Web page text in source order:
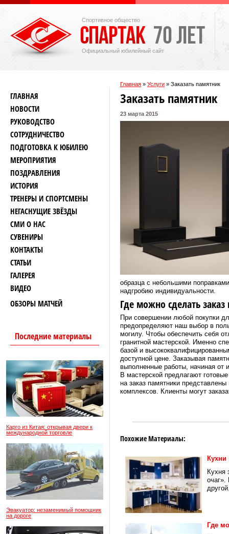
Спортивное общество
Официальный юбилейный сайт
Главная » Услуги » Заказать памятник
ГЛАВНАЯ
НОВОСТИ
РУКОВОДСТВО
СОТРУДНИЧЕСТВО
ПОДГОТОВКА К ЮБИЛЕЮ
МЕРОПРИЯТИЯ
ПОЗДРАВЛЕНИЯ
ИСТОРИЯ
ТРЕНЕРЫ И СПОРТСМЕНЫ
НЕГАСНУЩИЕ ЗВЁЗДЫ
СМИ О НАС
СУВЕНИРЫ
КОНТАКТЫ
СТАТЬИ
ГАЛЕРЕЯ
ВИДЕО
ОБЗОРЫ МАТЧЕЙ
Последние материалы
Карго из Китая: открывая двери к
международной торговле
Эвакуатор: незаменимый помощник
на дороге
Заказать памятник
23 марта 2015
образца с небольшими
надгробию индивидуальности.
Где можно сделать
При совершении любой покупки
предопределяют наш выбор в
могилу. Чтобы обеспечить себя
гранитной мастерской. Именно
базой и
доступной цене. Заказывая
выполненные работы, начиная от
В мастерской предлагают
на заказ памятники
комплексов. Клиенты могут
Похожие Материалы:
Кухни
Кухня
очаг».
Где